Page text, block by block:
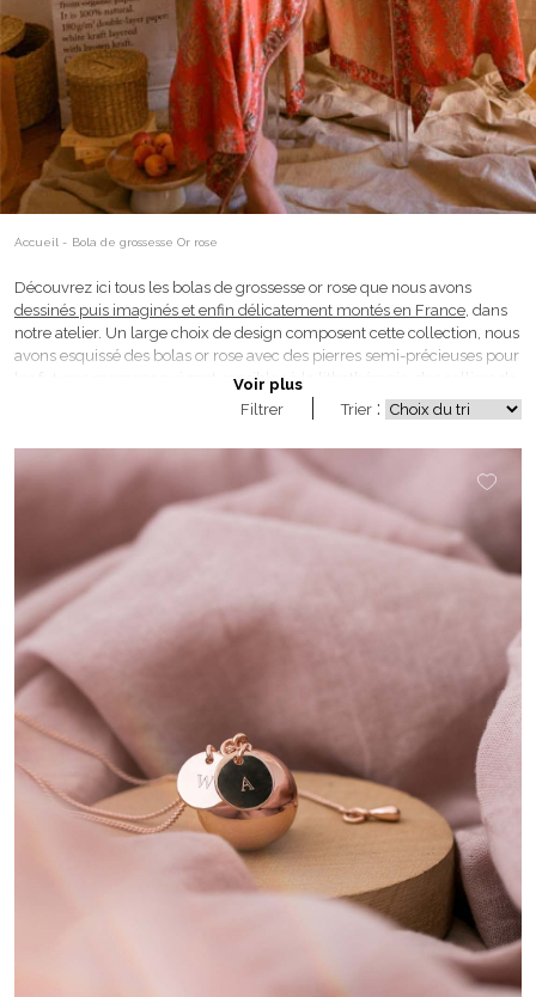
Accueil - Bola de grossesse Or rose
Découvrez ici tous les bolas de grossesse or rose que nous avons
dessinés puis imaginés et enfin délicatement montés en France, dans
notre atelier. Un large choix de design composent cette collection, nous
avons esquissé des bolas or rose avec des pierres semi-précieuses pour
les futures mamans qui sont sensibles à la lithothérapie, des colliers de
grossesse personnalisés grâce à leurs médailles, ou encore des bijoux
de maternité modernes et uniques grâce à leur petite étoile en nacre ou
encore leurs jolies perles. Tous les bolas doré à l’or rose sont préparés
avec un grand soin par nos bijoutières. Elles sont là pour répondre à la
demande de toutes les femmes enceintes sur leur bola de grossesse or
rose et satisfaire leurs envies.
Voir plus
Filtrer
Trier :